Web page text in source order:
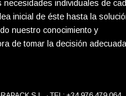
necesidades individuales de
inicial de éste hasta la
nuestro conocimiento y
de tomar la decisión